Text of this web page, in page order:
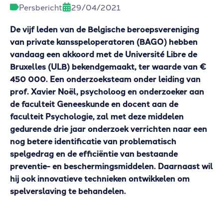
Persbericht 29/04/2021
De vijf leden van de Belgische beroepsvereniging
van private kansspeloperatoren (BAGO) hebben
vandaag een akkoord met de Université Libre de
Bruxelles (ULB) bekendgemaakt, ter waarde van €
450 000. Een onderzoeksteam onder leiding van
prof. Xavier Noël, psycholoog en onderzoeker aan
de faculteit Geneeskunde en docent aan de
faculteit Psychologie, zal met deze middelen
gedurende drie jaar onderzoek verrichten naar een
nog betere identificatie van problematisch
spelgedrag en de efficiëntie van bestaande
preventie- en beschermingsmiddelen. Daarnaast wil
hij ook innovatieve technieken ontwikkelen om
spelverslaving te behandelen.